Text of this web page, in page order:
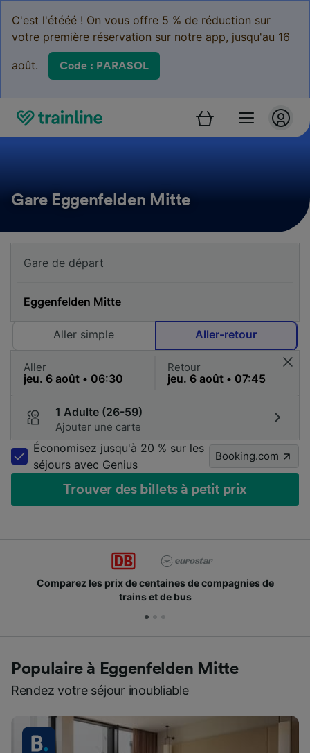
C'est l'étééé ! On vous offre 5 % de réduction sur
votre première réservation sur notre app, jusqu'au 16
août. Code : PARASOL
Gare Eggenfelden Mitte
Aller simple Aller-retour
Aller Retour
1 Adulte (26-59)
Ajouter une carte
Économisez jusqu'à 20 % sur les
séjours avec Genius
Booking.com
Trouver des billets à petit prix
de compagnies de
Des millions de voyageurs
Populaire à Eggenfelden Mitte
Rendez votre séjour inoubliable